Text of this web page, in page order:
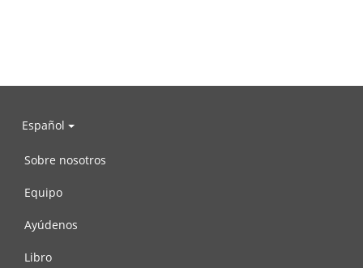
Español
Sobre nosotros
Equipo
Ayúdenos
Libro